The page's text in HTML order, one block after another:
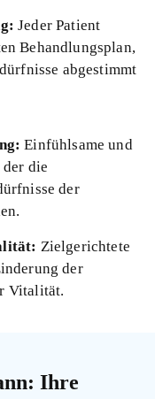
Jeder Patient
Behandlungsplan,
abgestimmt
Einfühlsame und
die
der
Zielgerichtete
der
Vitalität.
Ihre